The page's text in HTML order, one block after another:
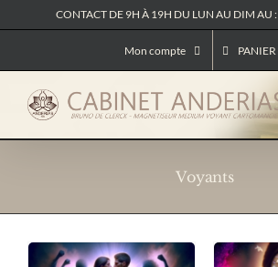
au
CONTACT DE 9H À 19H DU LUN AU DIM AU :
Mon compte PANIER
Voyants